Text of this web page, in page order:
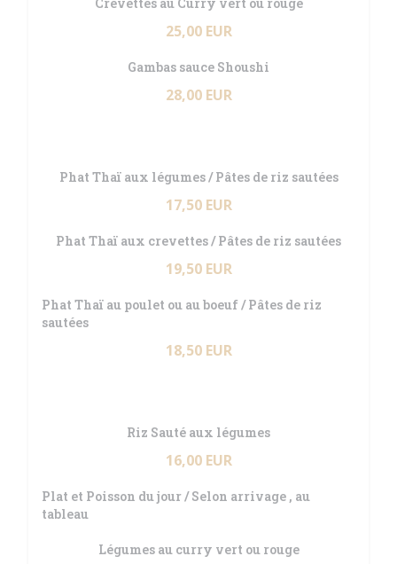
25,00 EUR
Gambas sauce Shoushi
28,00 EUR
Phat Thaï aux légumes / Pâtes de riz sautées
17,50 EUR
Phat Thaï aux crevettes / Pâtes de riz sautées
19,50 EUR
Phat Thaï au poulet ou au boeuf / Pâtes de riz
sautées
18,50 EUR
Riz Sauté aux légumes
16,00 EUR
Plat et Poisson du jour / Selon arrivage , au
tableau
Légumes au curry vert ou rouge